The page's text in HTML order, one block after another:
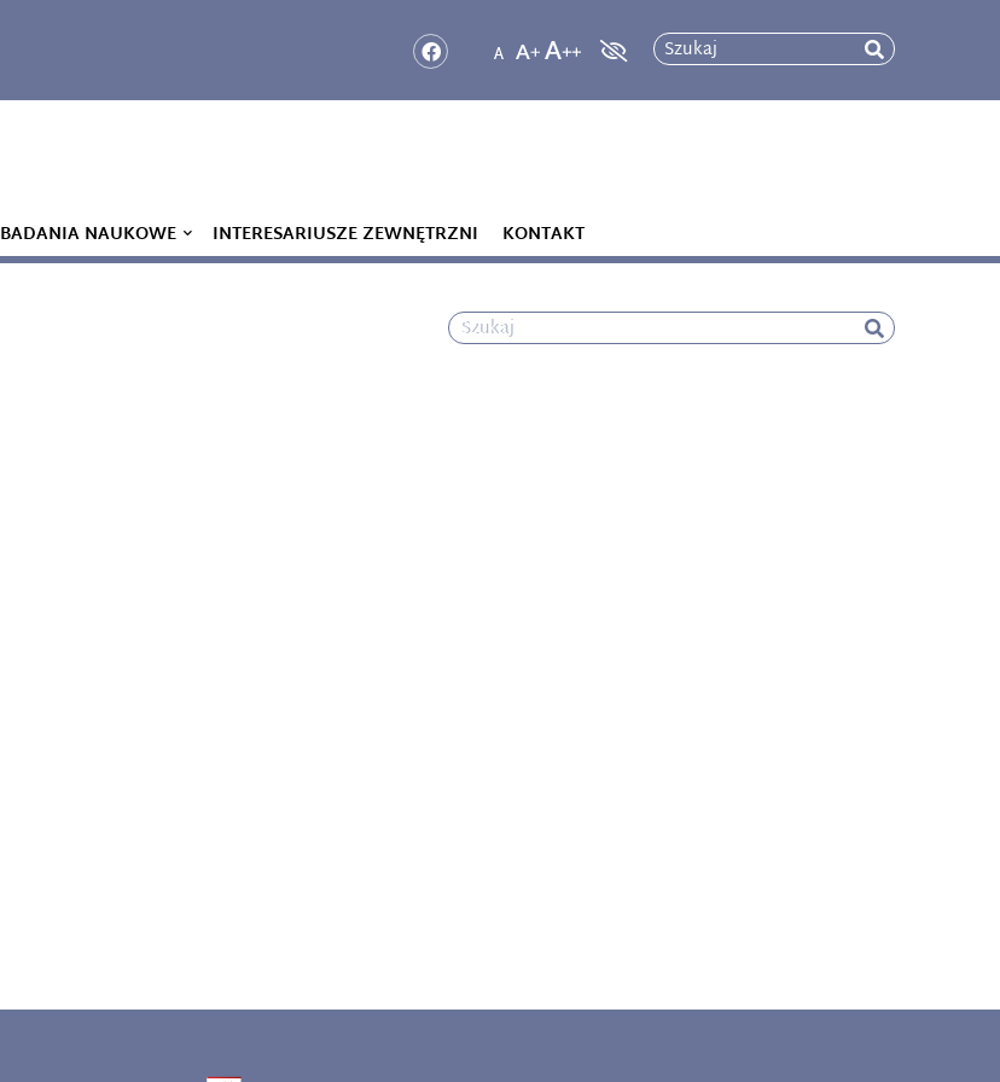
Szukaj
BADANIA NAUKOWE INTERESARIUSZE ZEWNĘTRZNI KONTAKT
Szukaj